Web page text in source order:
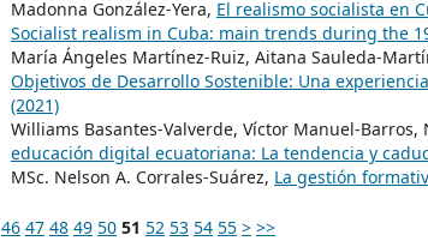
Madonna González-Yera, El realismo socialista en
Socialist realism in Cuba: main trends during the
María Ángeles Martínez-Ruiz, Aitana Sauleda-
Objetivos de Desarrollo Sostenible: Una
(2021)
Williams Basantes-Valverde, Víctor Manuel-
educación digital ecuatoriana: La tendencia y
MSc. Nelson A. Corrales-Suárez, La gestión
46 47 48 49 50 51 52 53 54 55 > >>